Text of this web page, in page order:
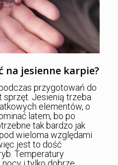
na jesienne karpie?
przygotowań do
Jesienią trzeba
elementów, o
latem, bo po
tak bardzo jak
wieloma względami
jest to dość
Temperatury